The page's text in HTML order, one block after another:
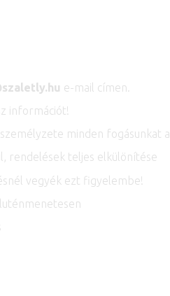
szaletly.hu e-mail címen.
információt!
minden fogásunkat a
rendelések teljes elkülönítése
vegyék ezt figyelembe!